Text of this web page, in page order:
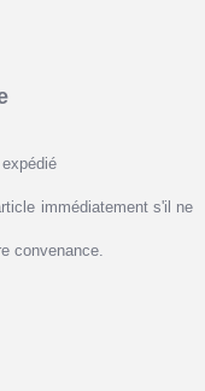
immédiatement s'il ne
convenance.